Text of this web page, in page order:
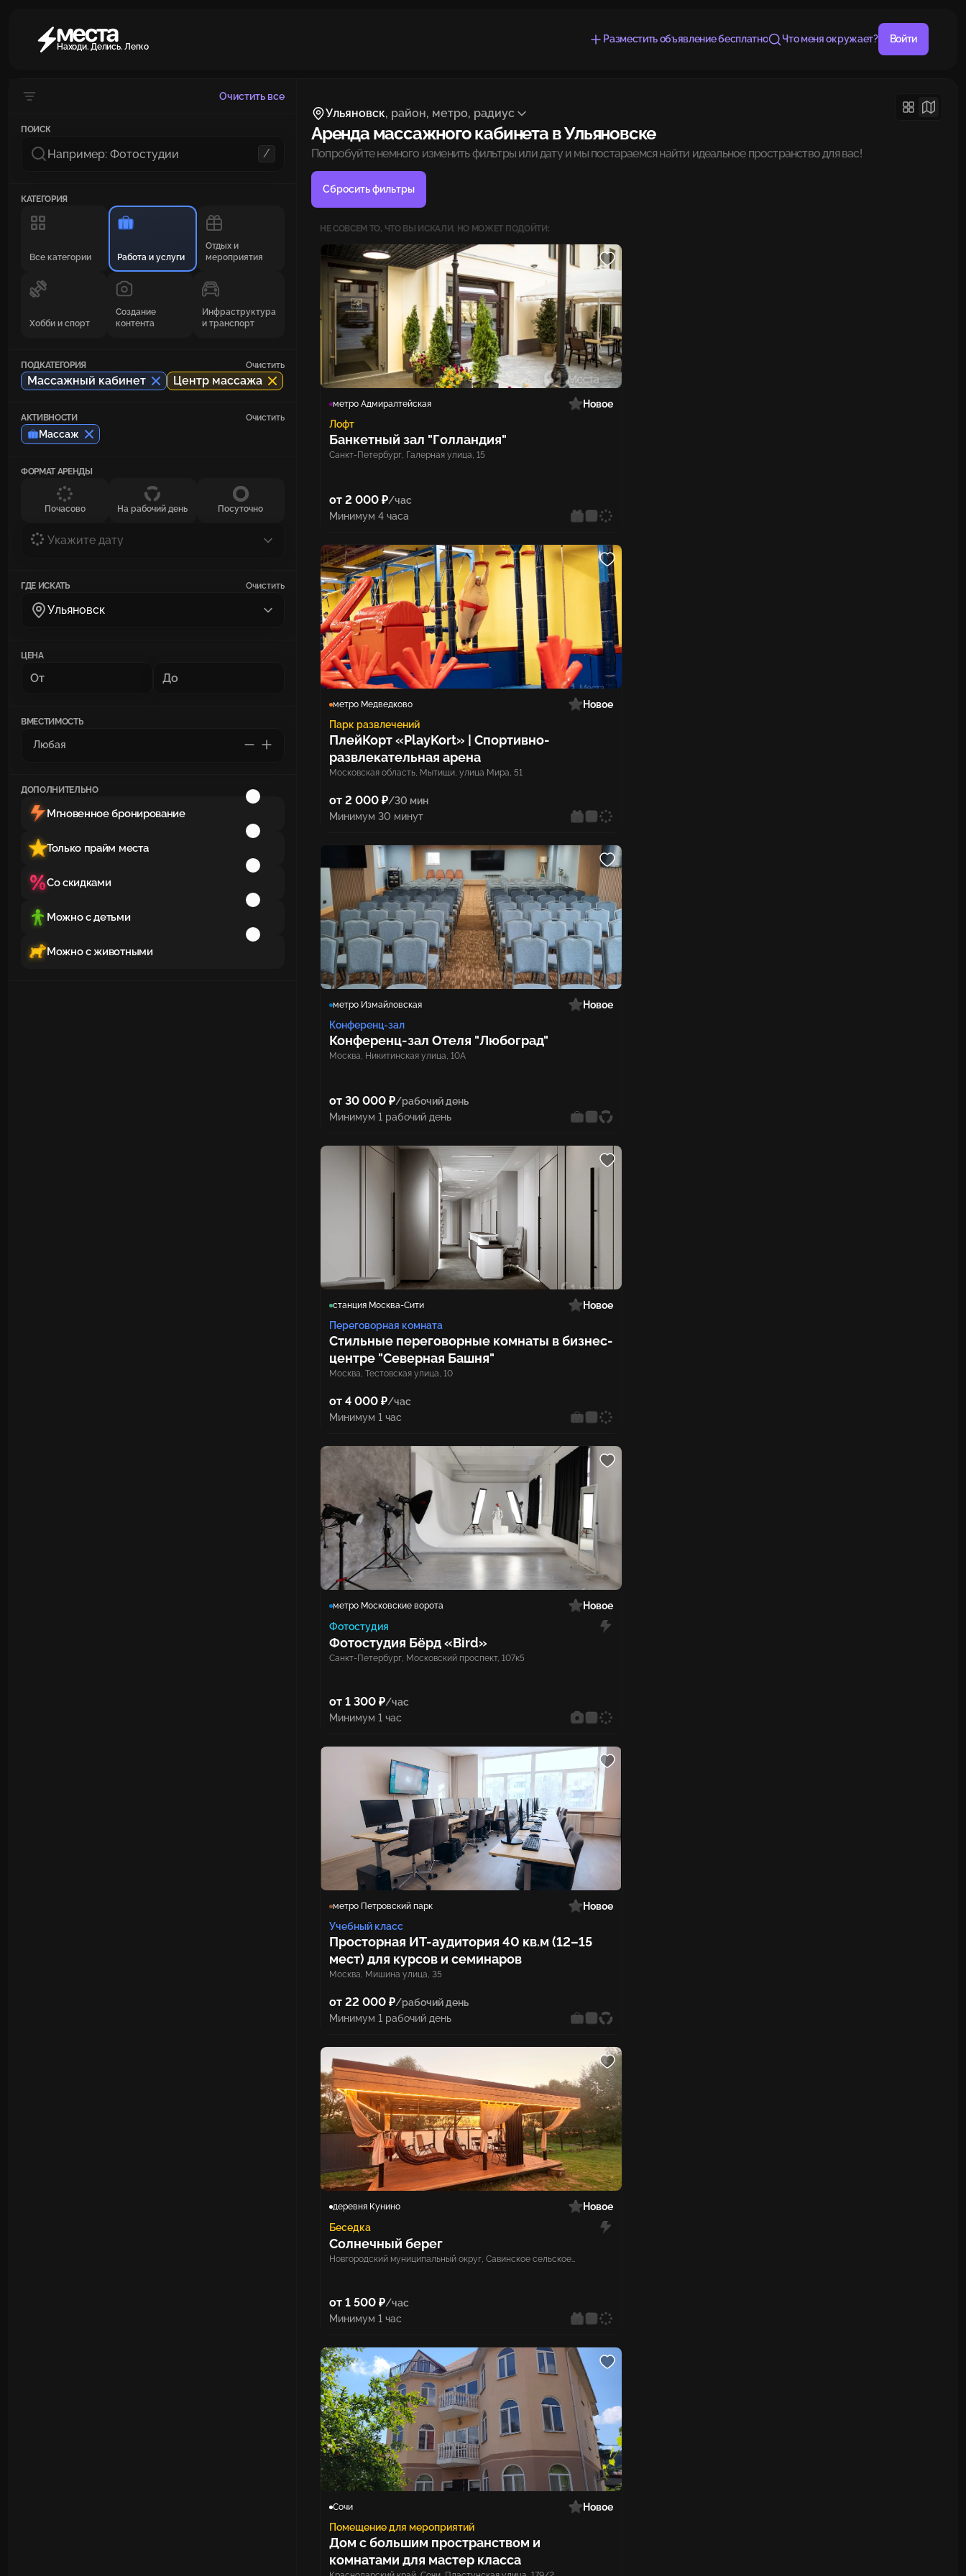
Находи. Делись. Легко
Разместить объявление бесплатно Что меня окружает? Войти
Очистить все
ПОИСК
/
КАТЕГОРИЯ
Все категории Работа и услуги
Отдых и
мероприятия
Хобби и спорт
Создание
контента
Инфраструктура
и транспорт
ПОДКАТЕГОРИЯ Очистить
Массажный кабинет Центр массажа
АКТИВНОСТИ Очистить
Массаж
ФОРМАТ АРЕНДЫ
Почасово На рабочий день Посуточно
Укажите дату
ГДЕ ИСКАТЬ Очистить
Ульяновск
ЦЕНА
ВМЕСТИМОСТЬ
ДОПОЛНИТЕЛЬНО
Мгновенное бронирование
Только прайм места
Со скидками
Можно с детьми
Можно с животными
Ульяновск, район, метро, радиус
Аренда массажного кабинета в Ульяновске
Попробуйте немного изменить фильтры или дату и мы постараемся найти идеальное пространство для вас!
Сбросить фильтры
НЕ СОВСЕМ ТО, ЧТО ВЫ ИСКАЛИ, НО МОЖЕТ ПОДОЙТИ:
метро Адмиралтейская
Новое
Лофт
Банкетный зал "Голландия"
Санкт-Петербург, Галерная улица, 15
от 2 000 ₽/час
Минимум 4 часа
метро Медведково
Новое
Парк развлечений
ПлейКорт «PlayKort» | Спортивно-
развлекательная арена
Московская область, Мытищи, улица Мира, 51
от 2 000 ₽/30 мин
Минимум 30 минут
метро Измайловская
Новое
Конференц-зал
Конференц‑зал Отеля "Любоград"
Москва, Никитинская улица, 10А
от 30 000 ₽/рабочий день
Минимум 1 рабочий день
станция Москва-Сити
Новое
Переговорная комната
Стильные переговорные комнаты в бизнес-
центре "Северная Башня"
Москва, Тестовская улица, 10
от 4 000 ₽/час
Минимум 1 час
метро Московские ворота
Новое
Фотостудия
Фотостудия Бёрд «Bird»
Санкт-Петербург, Московский проспект, 107к5
от 1 300 ₽/час
Минимум 1 час
метро Петровский парк
Новое
Учебный класс
Просторная ИТ-аудитория 40 кв.м (12–15
мест) для курсов и семинаров
Москва, Мишина улица, 35
от 22 000 ₽/рабочий день
Минимум 1 рабочий день
деревня Кунино
Новое
Беседка
Солнечный берег
Новгородский муниципальный округ, Савинское сельское
от 1 500 ₽/час
Минимум 1 час
Сочи
Новое
Помещение для мероприятий
Дом с большим пространством и
комнатами для мастер класса